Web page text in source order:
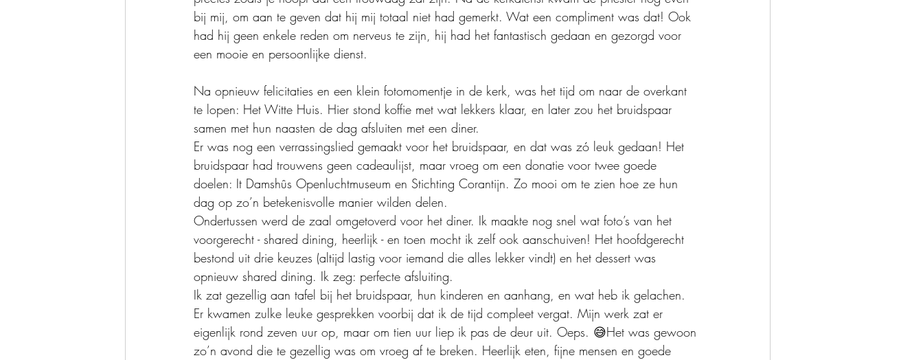
bij mij, om aan te geven dat hij mij totaal niet had gemerkt. Wat een compliment was dat! Ook
had hij geen enkele reden om nerveus te zijn, hij had het fantastisch gedaan en gezorgd voor
een mooie en persoonlijke dienst.
Na opnieuw felicitaties en een klein fotomomentje in de kerk, was het tijd om naar de overkant
te lopen: Het Witte Huis. Hier stond koffie met wat lekkers klaar, en later zou het bruidspaar
samen met hun naasten de dag afsluiten met een diner.
Er was nog een verrassingslied gemaakt voor het bruidspaar, en dat was zó leuk gedaan! Het
bruidspaar had trouwens geen cadeaulijst, maar vroeg om een donatie voor twee goede
doelen: It Damshûs Openluchtmuseum en Stichting Corantijn. Zo mooi om te zien hoe ze hun
dag op zo’n betekenisvolle manier wilden delen.
Ondertussen werd de zaal omgetoverd voor het diner. Ik maakte nog snel wat foto’s van het
voorgerecht - shared dining, heerlijk - en toen mocht ik zelf ook aanschuiven! Het hoofdgerecht
bestond uit drie keuzes (altijd lastig voor iemand die alles lekker vindt) en het dessert was
opnieuw shared dining. Ik zeg: perfecte afsluiting.
Ik zat gezellig aan tafel bij het bruidspaar, hun kinderen en aanhang, en wat heb ik gelachen.
Er kwamen zulke leuke gesprekken voorbij dat ik de tijd compleet vergat. Mijn werk zat er
eigenlijk rond zeven uur op, maar om tien uur liep ik pas de deur uit. Oeps. 😅Het was gewoon
zo’n avond die te gezellig was om vroeg af te breken. Heerlijk eten, fijne mensen en goede